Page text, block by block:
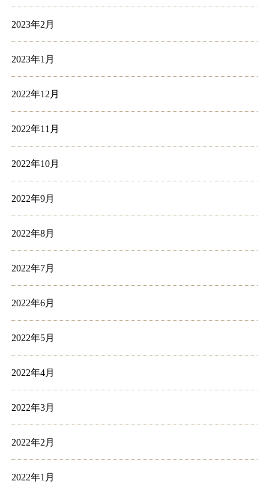
2023年2月
2023年1月
2022年12月
2022年11月
2022年10月
2022年9月
2022年8月
2022年7月
2022年6月
2022年5月
2022年4月
2022年3月
2022年2月
2022年1月